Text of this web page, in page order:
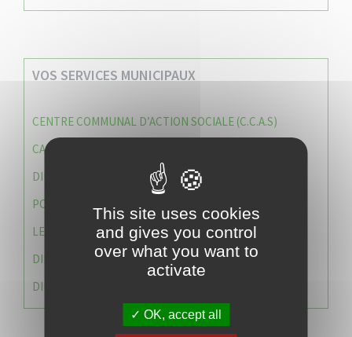
VOS SERVICES MUNICIPAUX
CENTRE COMMUNAL D’ACTION SOCIALE (C.C.A.S)
CAISSE DES ÉCOLES
DIRECTION DES SERVICES TECHNIQUES
POLICE MUNICIPALE
LE CABINET DU MAIRE
DIRECTION DES RESSOURCES ET MOYENS
DIRECTION DU DEVELLOPPEMENT URBAIN DURABL
This site uses cookies
and gives you control
over what you want to
activate
OK, accept all